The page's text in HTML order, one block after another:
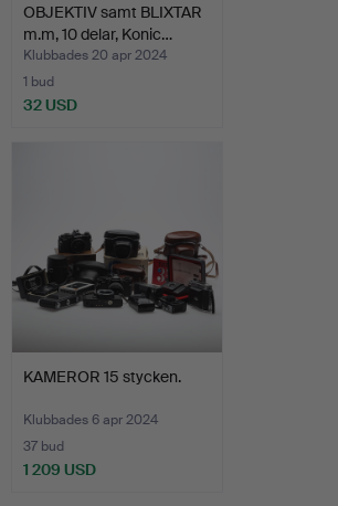
OBJEKTIV samt BLIXTAR
m.m, 10 delar, Konic…
Klubbades 20 apr 2024
1 bud
32 USD
KAMEROR 15 stycken.
Klubbades 6 apr 2024
37 bud
1 209 USD